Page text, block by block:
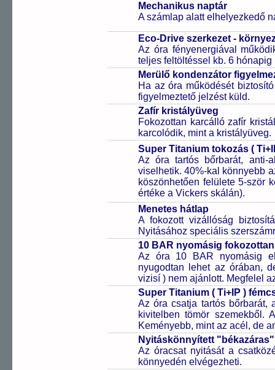
Mechanikus naptár
A számlap alatt elhelyezkedő
Eco-Drive szerkezet -
Az óra fényenergiával
teljes feltöltéssel kb. 6
Merülő kondenzátor
Ha az óra működését
figyelmeztető jelzést küld.
Zafír kristályüveg
Fokozottan karcálló zafír
karcolódik, mint a kristályüveg.
Super Titanium tokozás (
Az óra tartós bőrbarát, anti-
viselhetik. 40%-kal könnyebb
köszönhetően felülete 5-ször
értéke a Vickers skálán).
Menetes hátlap
A fokozott vizállóság
Nyitásához speciális
10 BAR nyomásig
Az óra 10 BAR nyomásig
nyugodtan lehet az órában,
vizisí ) nem ajánlott. Megfelel
Super Titanium ( Ti+IP )
Az óra csatja tartós bőrbarát,
kivitelben tömör szemekből.
Keményebb, mint az acél, de
Nyitáskönnyített
Az óracsat nyitását a
könnyedén elvégezheti.